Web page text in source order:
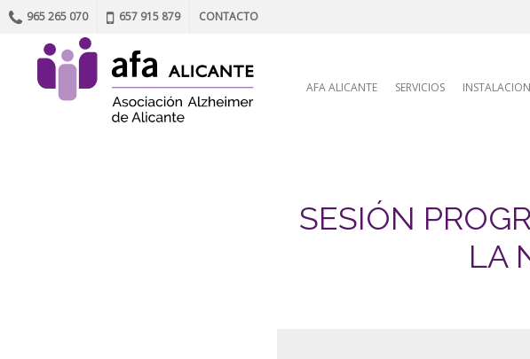
965 265 070 657 915 879 CONTACTO
AFA ALICANTE SERVICIOS
SESIÓN
LA